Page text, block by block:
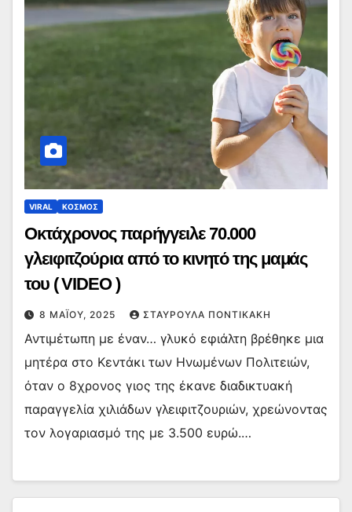
VIRAL ΚΟΣΜΟΣ
Οκτάχρονος παρήγγειλε 70.000
γλειφιτζούρια από το κινητό της μαμάς
του ( VIDEO )
8 ΜΑΪ́ΟΥ, 2025 ΣΤΑΥΡΟΎΛΑ ΠΟΝΤΙΚΆΚΗ
Αντιμέτωπη με έναν… γλυκό εφιάλτη βρέθηκε μια
μητέρα στο Κεντάκι των Ηνωμένων Πολιτειών,
όταν ο 8χρονος γιος της έκανε διαδικτυακή
παραγγελία χιλιάδων γλειφιτζουριών, χρεώνοντας
τον λογαριασμό της με 3.500 ευρώ.…